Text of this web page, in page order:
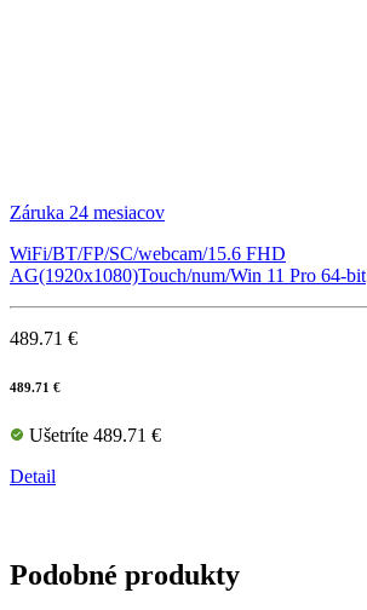
Záruka 24 mesiacov
WiFi/BT/FP/SC/webcam/15.6 FHD
AG(1920x1080)Touch/num/Win 11 Pro 64-bit
489.71 €
489.71 €
Ušetríte 489.71 €
Detail
Podobné produkty